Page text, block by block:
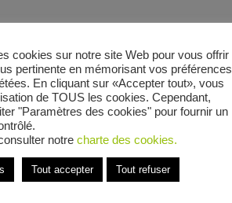
Septembre
cookies sur notre site Web pour vous offrir
pertinente en mémorisant vos préférences
En cliquant sur «Accepter tout», vous
de TOUS les cookies. Cependant,
"Paramètres des cookies" pour fournir un
notre charte des cookies.
Tout accepter Tout refuser